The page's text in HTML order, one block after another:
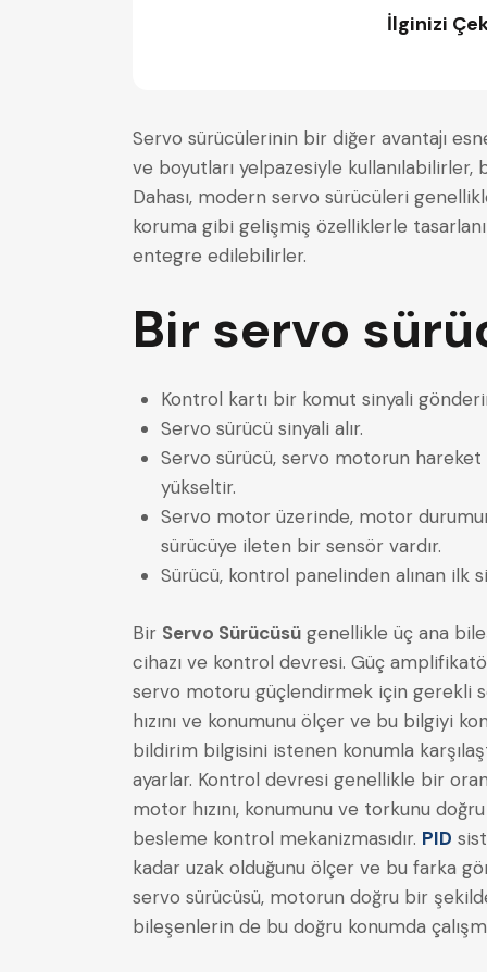
İlginizi
Servo sürücülerinin bir diğer avantajı
ve boyutları yelpazesiyle
Dahası, modern servo sürücüleri
koruma gibi gelişmiş özelliklerle
entegre edilebilirler.
Bir servo
Kontrol kartı bir komut sinyali
Servo sürücü sinyali alır.
Servo sürücü, servo motorun
yükseltir.
Servo motor üzerinde, motor
sürücüye ileten bir sensör vardır.
Sürücü, kontrol panelinden alınan ilk
Bir Servo Sürücüsü genellikle üç ana
cihazı ve kontrol devresi. Güç
servo motoru güçlendirmek için gerekli
hızını ve konumunu ölçer ve bu bilgiyi
bildirim bilgisini istenen konumla
ayarlar. Kontrol devresi genellikle bir
motor hızını, konumunu ve torkunu
besleme kontrol mekanizmasıdır. PID
kadar uzak olduğunu ölçer ve bu farka
servo sürücüsü, motorun doğru bir
bileşenlerin de bu doğru konumda